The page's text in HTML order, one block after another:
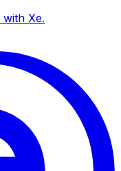
Xe.